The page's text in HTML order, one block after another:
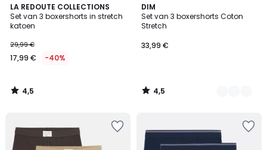
LA REDOUTE COLLECTIONS
Set van 3 boxershorts in stretch
katoen
€
In
van
29,99
korting
toegepast.
29,99 €
17,99 € -40%
4,5
/ 5
4,5
/
DIM
Set van 3 boxershorts Coton
Stretch
33,99 €
4,5
/ 5
2
Kleuren
4,5
/